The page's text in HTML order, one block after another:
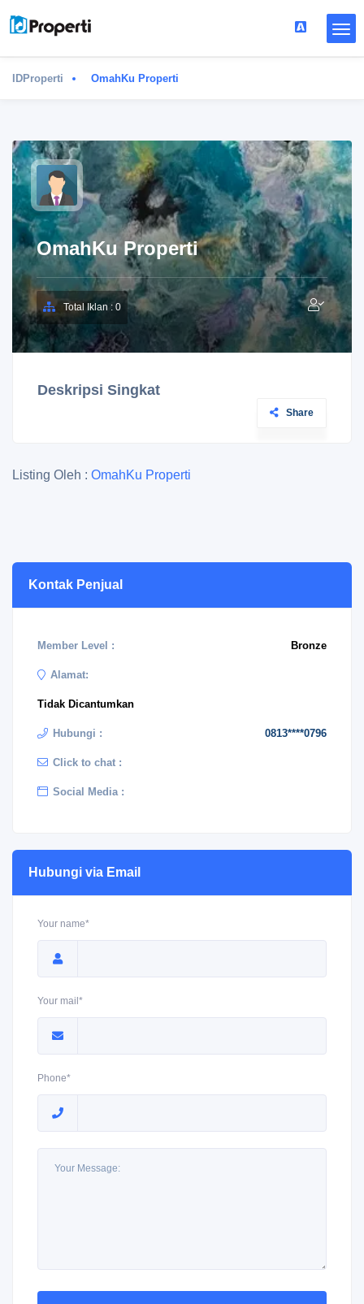
IDProperti OmahKu Properti
OmahKu Properti
Total Iklan : 0
Deskripsi Singkat
Share
Listing Oleh : OmahKu Properti
Kontak Penjual
Member Level : Bronze
Alamat:
Tidak Dicantumkan
Hubungi : 0813****0796
Click to chat :
Social Media :
Hubungi via Email
Your name*
Your mail*
Phone*